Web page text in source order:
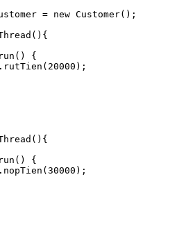
= new Customer();
{
{